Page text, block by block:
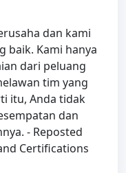
dan kami
baik. Kami hanya
dari peluang
tim yang
itu, Anda tidak
dan
- Reposted
Certifications